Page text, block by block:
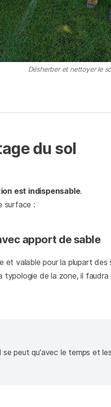
Désherber et nettoyer le
du sol
est indispensable.
surface :
apport de sable
valable pour la plupart des
de la zone, il faudra
peut qu'avec le temps et